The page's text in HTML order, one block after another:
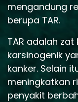
mengandung
berupa TAR.
TAR adalah
karsinogenik
kanker. Selain
meningkatkan
penyakit